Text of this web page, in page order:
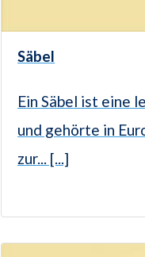
Säbel
Ein Säbel ist eine
und gehörte in
zur... [...]